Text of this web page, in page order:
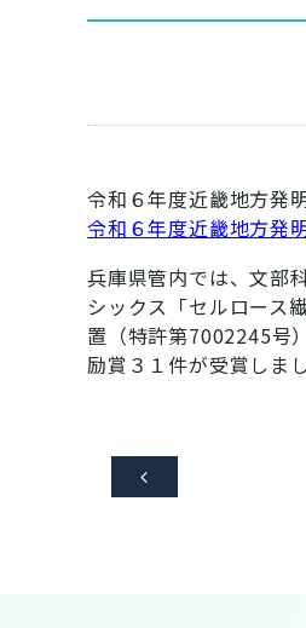
令和６年度近畿地方発
令和６年度近畿地方発
兵庫県管内では、文部
シックス「セルロース
置（特許第7002245号
励賞３１件が受賞しまし
